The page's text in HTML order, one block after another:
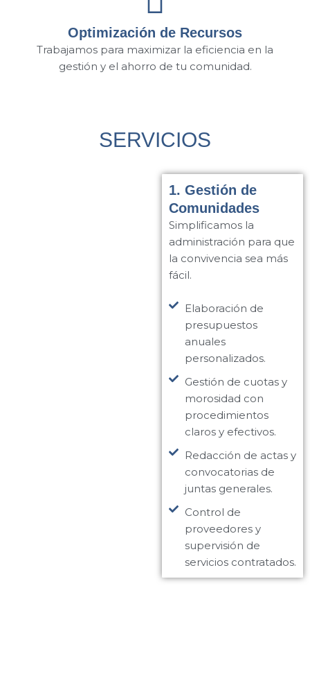
Optimización de Recursos
Trabajamos para maximizar la eficiencia en la
gestión y el ahorro de tu comunidad.
SERVICIOS
1. Gestión de
Comunidades
Simplificamos la
administración para que
la convivencia sea más
fácil.
Elaboración de
presupuestos
anuales
personalizados.
Gestión de cuotas y
morosidad con
procedimientos
claros y efectivos.
Redacción de actas y
convocatorias de
juntas generales.
Control de
proveedores y
supervisión de
servicios contratados.